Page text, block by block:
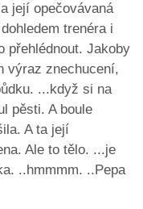
její opečovávaná
trenéra i
přehlédnout. Jakoby
výraz znechucení,
...když si na
pěsti. A boule
A ta její
Ale to tělo. ...je
..hmmmm. ..Pepa